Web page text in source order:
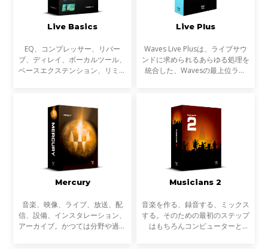
Live Basics
EQ、コンプレッサー、リバー
ブ、ディレイ、ボーカルツール、
ベースエクステンション、リミッ
SoundGrid対応プラグインが含ま
れています。
Live Plus
Waves Live Plusは、ライブサウ
ンドに求められるあらゆる処理を
統合した、Wavesの最上位ライ
ボーカルプロセッシング、トラブ
ル対策までライブ現場で必要
Mercury
音楽、映像、ライブ、放送、配
信、設備、インスタレーション、
アーカイブ。かつては分野や過程
Musicians 2
音楽を作る、録音する、ミックス
する。そのための最初のステップ
はもちろんコンピューターと